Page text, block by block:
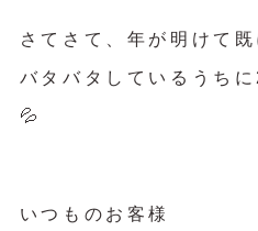
さてさて、年が明けて
バタバタしているうち
💦
いつものお客様